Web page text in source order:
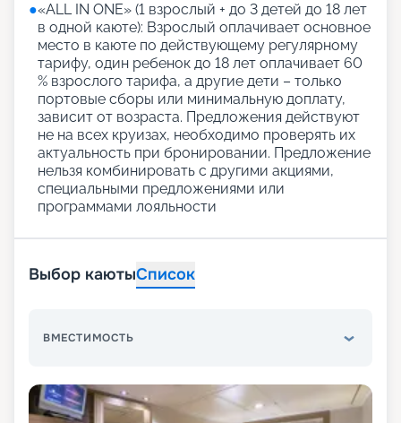
●«АLL IN ONE» (1 взрослый + до 3 детей до 18 лет
в одной каюте): Взрослый оплачивает основное
место в каюте по действующему регулярному
тарифу, один ребенок до 18 лет оплачивает 60
% взрослого тарифа, а другие дети – только
портовые сборы или минимальную доплату,
зависит от возраста. Предложения действуют
не на всех круизах, необходимо проверять их
актуальность при бронировании. Предложение
нельзя комбинировать с другими акциями,
специальными предложениями или
программами лояльности
Выбор каютыСписок
ВМЕСТИМОСТЬ